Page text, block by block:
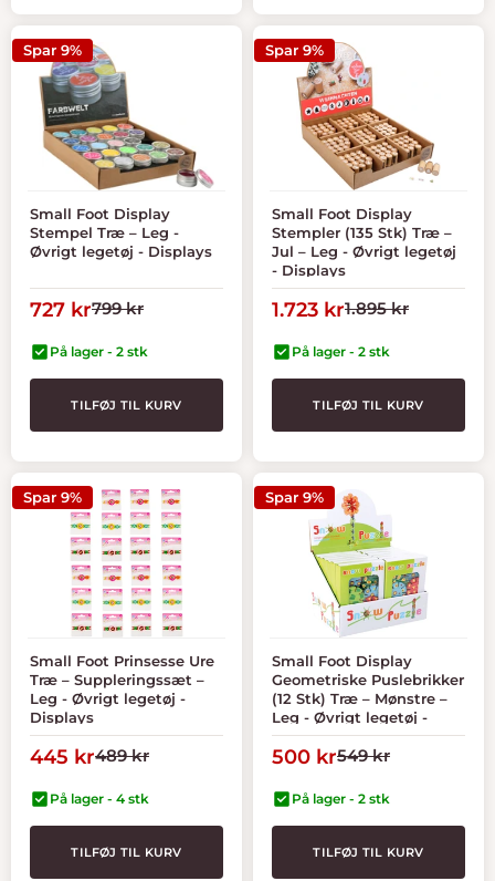
Spar 9%
Small Foot Display
Stempel Træ – Leg -
Øvrigt legetøj - Displays
Tilbudspris
727 krNormal
799 kr
På lager - 2 stk
TILFØJ TIL KURV
Spar 9%
Small Foot Display
Stempler (135 Stk) Træ –
Jul – Leg - Øvrigt legetøj
- Displays
Tilbudspris
1.723 krNormal
1.895 kr
På lager - 2 stk
TILFØJ TIL KURV
Spar 9%
Small Foot Prinsesse Ure
Træ – Suppleringssæt –
Leg - Øvrigt legetøj -
Displays
Tilbudspris
445 krNormal
489 kr
På lager - 4 stk
TILFØJ TIL KURV
Spar 9%
Small Foot Display
Geometriske Puslebrikker
(12 Stk) Træ – Mønstre –
Leg - Øvrigt legetøj -
Displays
Tilbudspris
500 krNormal
549 kr
På lager - 2 stk
TILFØJ TIL KURV